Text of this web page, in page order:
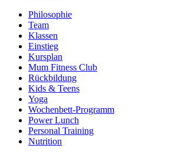
Philosophie
Team
Klassen
Einstieg
Kursplan
Mum Fitness Club
Rückbildung
Kids & Teens
Yoga
Wochenbett-Programm
Power Lunch
Personal Training
Nutrition